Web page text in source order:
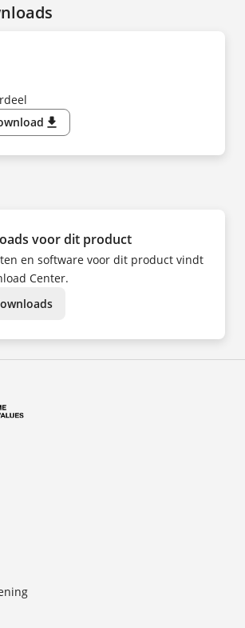
download
voor dit product
en software voor dit product vindt
Center.